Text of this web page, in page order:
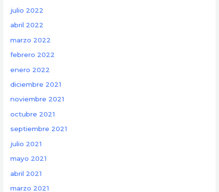
julio 2022
abril 2022
marzo 2022
febrero 2022
enero 2022
diciembre 2021
noviembre 2021
octubre 2021
septiembre 2021
julio 2021
mayo 2021
abril 2021
marzo 2021